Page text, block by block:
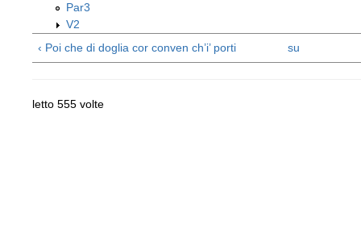
Par3
V2
‹ Poi che di doglia cor conven ch’i’ porti
su
letto 555 volte